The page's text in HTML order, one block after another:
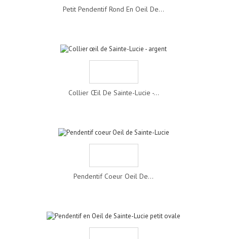
Petit Pendentif Rond En Oeil De...
Collier Œil De Sainte-Lucie -...
Pendentif Coeur Oeil De...